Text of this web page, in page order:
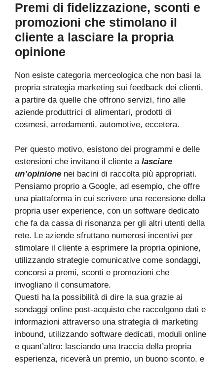
Premi di fidelizzazione, sconti e
promozioni che stimolano il
cliente a lasciare la propria
opinione
Non esiste categoria merceologica che non basi la
propria strategia marketing sui feedback dei clienti,
a partire da quelle che offrono servizi, fino alle
aziende produttrici di alimentari, prodotti di
cosmesi, arredamenti, automotive, eccetera.
Per questo motivo, esistono dei programmi e delle
estensioni che invitano il cliente a lasciare
un’opinione nei bacini di raccolta più appropriati.
Pensiamo proprio a Google, ad esempio, che offre
una piattaforma in cui scrivere una recensione della
propria user experience, con un software dedicato
che fa da cassa di risonanza per gli altri utenti della
rete. Le aziende sfruttano numerosi incentivi per
stimolare il cliente a esprimere la propria opinione,
utilizzando strategie comunicative come sondaggi,
concorsi a premi, sconti e promozioni che
invogliano il consumatore.
Questi ha la possibilità di dire la sua grazie ai
sondaggi online post-acquisto che raccolgono dati e
informazioni attraverso una strategia di marketing
inbound, utilizzando software dedicati, moduli online
e quant’altro: lasciando una traccia della propria
esperienza, riceverà un premio, un buono sconto, e